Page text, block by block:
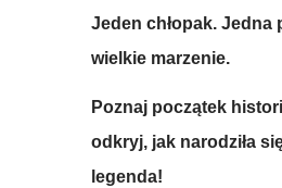
Jeden chłopak. Jedna
wielkie marzenie.
Poznaj początek
odkryj, jak narodziła
legenda!